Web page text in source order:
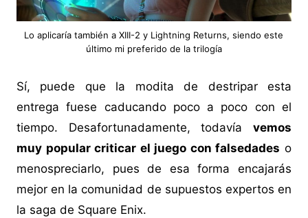
Lo aplicaría también a XIII-2 y Lightning Returns, siendo este
último mi preferido de la trilogía
Sí, puede que la modita de destripar esta
entrega fuese caducando poco a poco con el
tiempo. Desafortunadamente, todavíavemos
muy popular criticar el juego con falsedades o
menospreciarlo, pues de esa forma encajarás
mejor en la comunidad de supuestos expertos en
la saga de Square Enix.